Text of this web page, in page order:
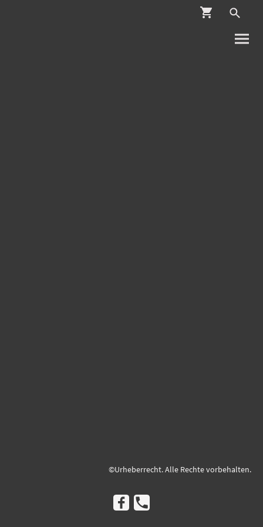
©Urheberrecht. Alle Rechte vorbehalten.